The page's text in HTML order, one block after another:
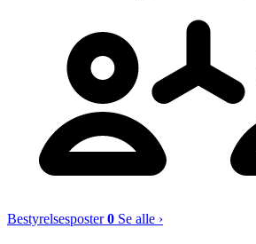
Bestyrelsesposter0 Se alle ›